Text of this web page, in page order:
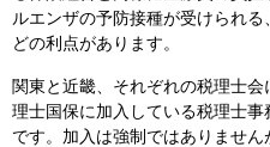
ルエンザの予防接種が受けられ
どの利点があります。
関東と近畿、それぞれの税理士
理士国保に加入している税理士
です。加入は強制ではありませ